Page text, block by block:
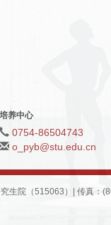
培养中心
0754-86504743
o_pyb@stu.edu.cn
生院（515063）| 传真：